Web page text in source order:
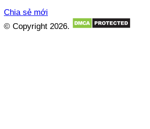
Chia sẻ mới
© Copyright 2026.